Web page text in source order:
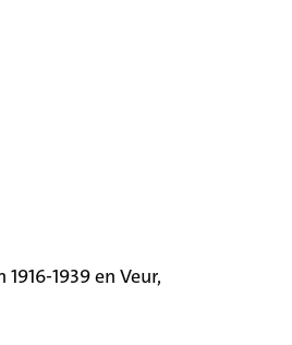
1939 en Veur,